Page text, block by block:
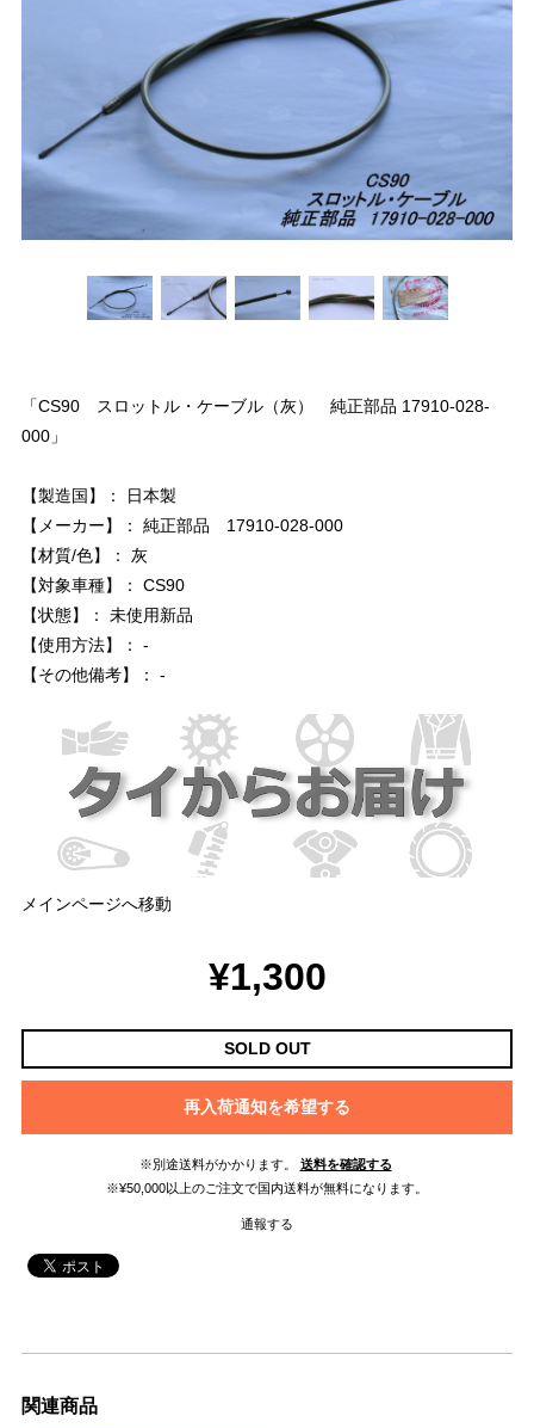
「CS90 スロットル・ケーブル（灰） 純正部品 17910-028-
000」
【製造国】： 日本製
【メーカー】： 純正部品 17910-028-000
【材質/色】： 灰
【対象車種】： CS90
【状態】： 未使用新品
【使用方法】： -
【その他備考】： -
メインページへ移動
¥1,300
SOLD OUT
再入荷通知を希望する
※別途送料がかかります。
送料を確認する
※¥50,000以上のご注文で国内送料が無料になります。
通報する
関連商品